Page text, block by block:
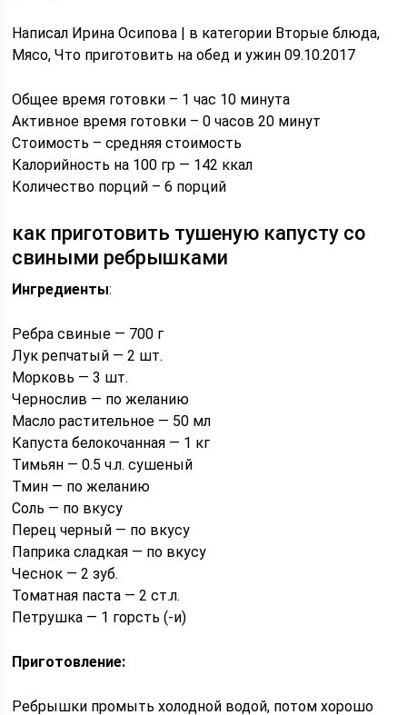
Написал Ирина Осипова | в категории Вторые блюда,
Мясо, Что приготовить на обед и ужин 09.10.2017
Общее время готовки – 1 час 10 минута
Активное время готовки – 0 часов 20 минут
Стоимость – средняя стоимость
Калорийность на 100 гр — 142 ккал
Количество порций – 6 порций
как приготовить тушеную капусту со
свиными ребрышками
Ингредиенты:
Ребра свиные — 700 г
Лук репчатый — 2 шт.
Морковь — 3 шт.
Чернослив — по желанию
Масло растительное — 50 мл
Капуста белокочанная — 1 кг
Тимьян — 0.5 ч.л. сушеный
Тмин — по желанию
Соль — по вкусу
Перец черный — по вкусу
Паприка сладкая — по вкусу
Чеснок — 2 зуб.
Томатная паста — 2 ст.л.
Петрушка — 1 горсть (-и)
Приготовление:
Ребрышки промыть холодной водой, потом хорошо